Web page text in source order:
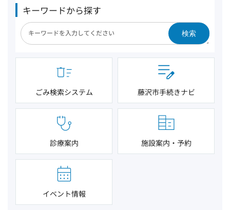
キーワードから探す
検索
ごみ検索システム 藤沢市手続きナビ
診療案内 施設案内・予約
イベント情報